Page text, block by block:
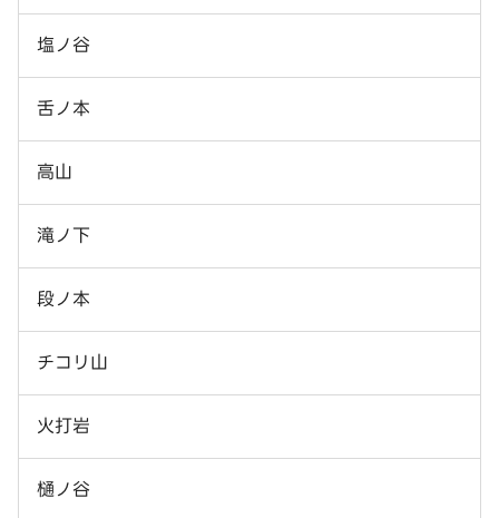
塩ノ谷
舌ノ本
高山
滝ノ下
段ノ本
チコリ山
火打岩
樋ノ谷